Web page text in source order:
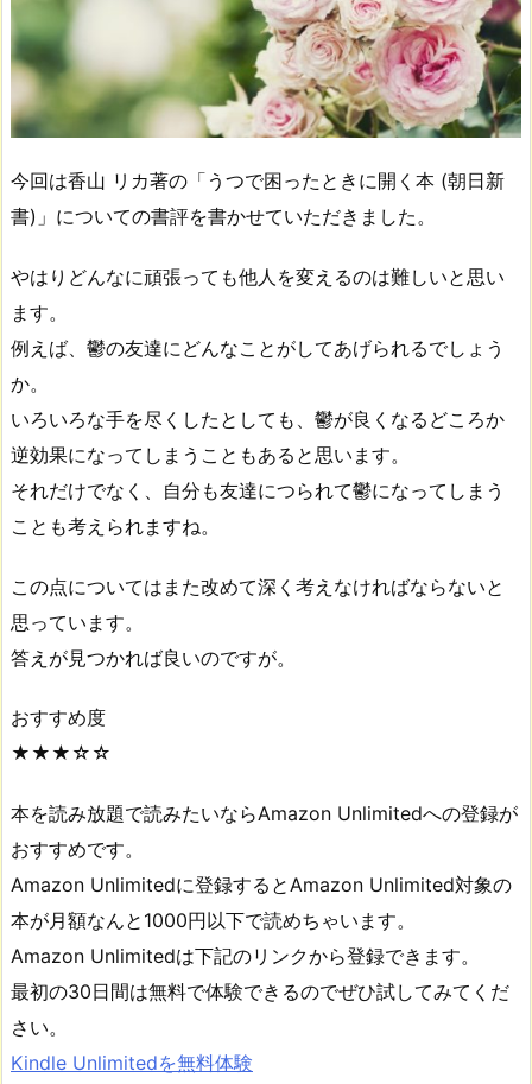
今回は香山 リカ著の「うつで困ったときに開く本 (朝日新
書)」についての書評を書かせていただきました。
やはりどんなに頑張っても他人を変えるのは難しいと思い
ます。
例えば、鬱の友達にどんなことがしてあげられるでしょう
か。
いろいろな手を尽くしたとしても、鬱が良くなるどころか
逆効果になってしまうこともあると思います。
それだけでなく、自分も友達につられて鬱になってしまう
ことも考えられますね。
この点についてはまた改めて深く考えなければならないと
思っています。
答えが見つかれば良いのですが。
おすすめ度
★★★☆☆
本を読み放題で読みたいならAmazon Unlimitedへの登録が
おすすめです。
Amazon Unlimitedに登録するとAmazon Unlimited対象の
本が月額なんと1000円以下で読めちゃいます。
Amazon Unlimitedは下記のリンクから登録できます。
最初の30日間は無料で体験できるのでぜひ試してみてくだ
さい。
Kindle Unlimitedを無料体験